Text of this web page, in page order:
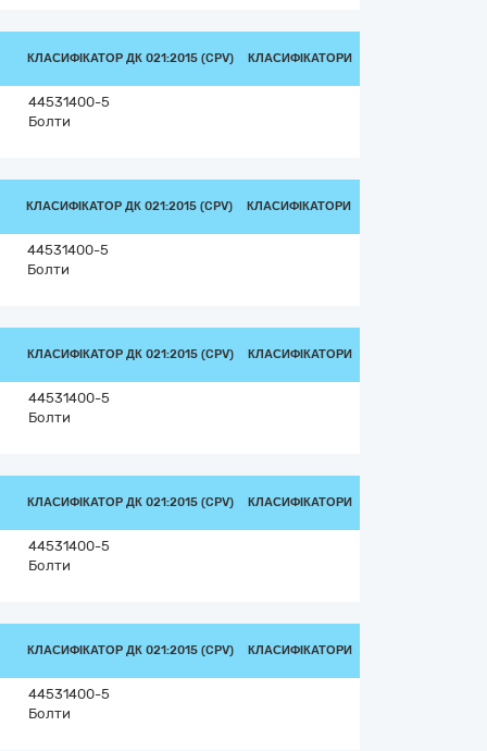
КЛАСИФІКАТОР ДК 021:2015 (CPV) КЛАСИФІКАТОРИ
44531400-5
Болти
КЛАСИФІКАТОР ДК 021:2015 (CPV) КЛАСИФІКАТОРИ
44531400-5
Болти
КЛАСИФІКАТОР ДК 021:2015 (CPV) КЛАСИФІКАТОРИ
44531400-5
Болти
КЛАСИФІКАТОР ДК 021:2015 (CPV) КЛАСИФІКАТОРИ
44531400-5
Болти
КЛАСИФІКАТОР ДК 021:2015 (CPV) КЛАСИФІКАТОРИ
44531400-5
Болти